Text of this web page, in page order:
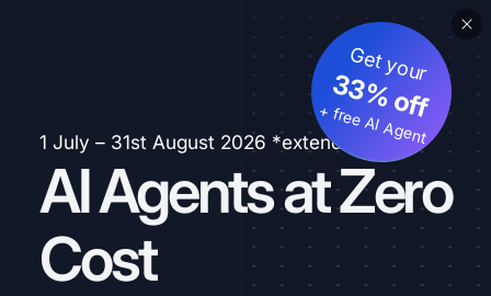
1 July – 31st August 2026 *extended
AI Agents at Zero
Cost
Get your
33% off
+ free AI Agent